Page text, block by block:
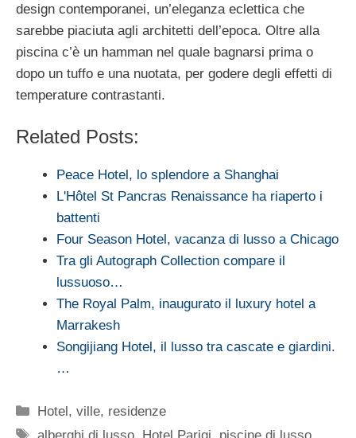
design contemporanei, un’eleganza eclettica che
sarebbe piaciuta agli architetti dell’epoca. Oltre alla
piscina c’è un hamman nel quale bagnarsi prima o
dopo un tuffo e una nuotata, per godere degli effetti di
temperature contrastanti.
Related Posts:
Peace Hotel, lo splendore a Shanghai
L'Hôtel St Pancras Renaissance ha riaperto i
battenti
Four Season Hotel, vacanza di lusso a Chicago
Tra gli Autograph Collection compare il
lussuoso…
The Royal Palm, inaugurato il luxury hotel a
Marrakesh
Songijiang Hotel, il lusso tra cascate e giardini.
…
Categorie
Hotel, ville, residenze
Tag